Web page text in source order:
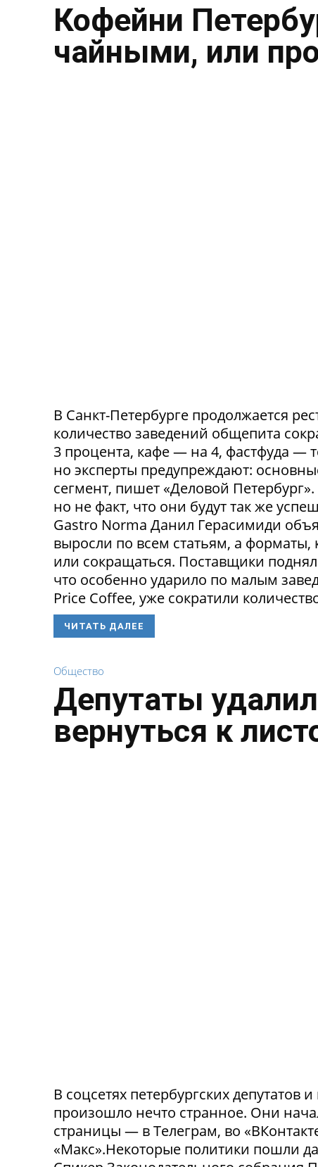
Кофейни
чайными, или
В Санкт-Петербурге продолжается
количество заведений общепита
3 процента, кафе — на 4, фастфуда —
но эксперты предупреждают:
сегмент, пишет «Деловой
но не факт, что они будут так же
Gastro Norma Данил Герасимиди
выросли по всем статьям, а
или сокращаться. Поставщики
что особенно ударило по малым
Price Coffee, уже сократили
ЧИТАТЬ ДАЛЕЕ
Общество
Депутаты
вернуться к
В соцсетях петербургских депутатов
произошло нечто странное. Они
страницы — в Телеграм, во
«Макс».Некоторые политики пошли